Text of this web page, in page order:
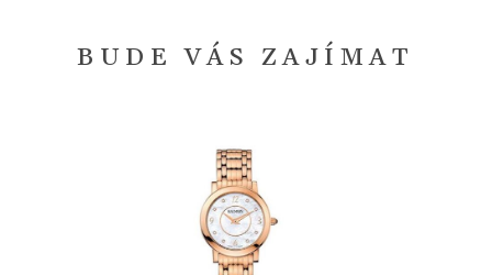
BUDE VÁS ZAJÍMAT